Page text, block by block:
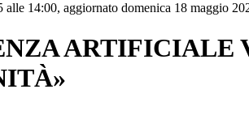
14:00, aggiornato domenica 18 maggio
ARTIFICIALE